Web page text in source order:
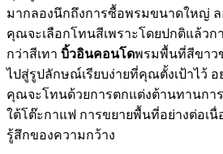
มากลองนึกถึงการซื้อพรมขนาดใหญ่ ล
คุณจะเลือกโทนสีเพราะโดยปกติแล้วก
กว่าสีเทา บิ้วอินคอนโดพรมพื้นที่สีขาว
ไปสู่รูปลักษณ์เรียบง่ายที่คุณตั้งเป้าไว้
คุณจะโทนด้วยการตกแต่งต้านทานกา
ใต้โต๊ะกาแฟ การขยายพื้นที่อย่างต่อเ
รู้สึกของความกว้าง